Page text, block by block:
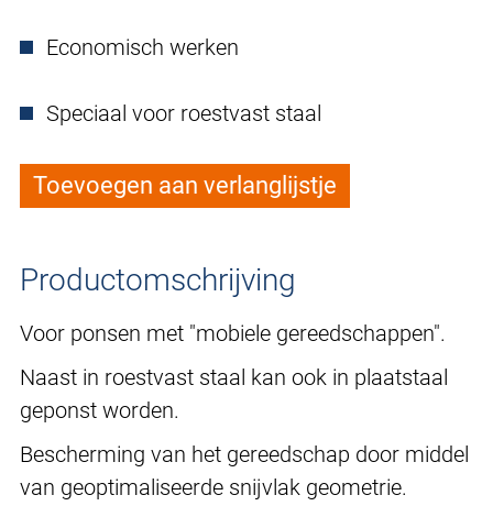
Economisch werken
Speciaal voor roestvast staal
Toevoegen aan verlanglijstje
Productomschrijving
Voor ponsen met "mobiele gereedschappen".
Naast in roestvast staal kan ook in plaatstaal
geponst worden.
Bescherming van het gereedschap door middel
van geoptimaliseerde snijvlak geometrie.